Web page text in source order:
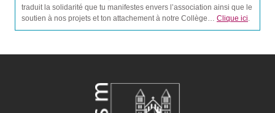
traduit la solidarité que tu manifestes envers l’association ainsi que le
soutien à nos projets et ton attachement à notre Collège… Clique ici.